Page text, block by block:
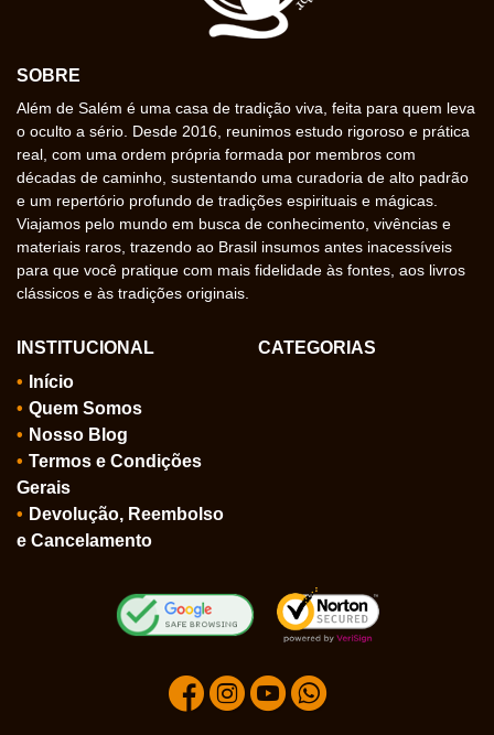
SOBRE
Além de Salém é uma casa de tradição viva, feita para quem leva
o oculto a sério. Desde 2016, reunimos estudo rigoroso e prática
real, com uma ordem própria formada por membros com
décadas de caminho, sustentando uma curadoria de alto padrão
e um repertório profundo de tradições espirituais e mágicas.
Viajamos pelo mundo em busca de conhecimento, vivências e
materiais raros, trazendo ao Brasil insumos antes inacessíveis
para que você pratique com mais fidelidade às fontes, aos livros
clássicos e às tradições originais.
INSTITUCIONAL
Início
Quem Somos
Nosso Blog
Termos e Condições
Gerais
Devolução, Reembolso
e Cancelamento
CATEGORIAS